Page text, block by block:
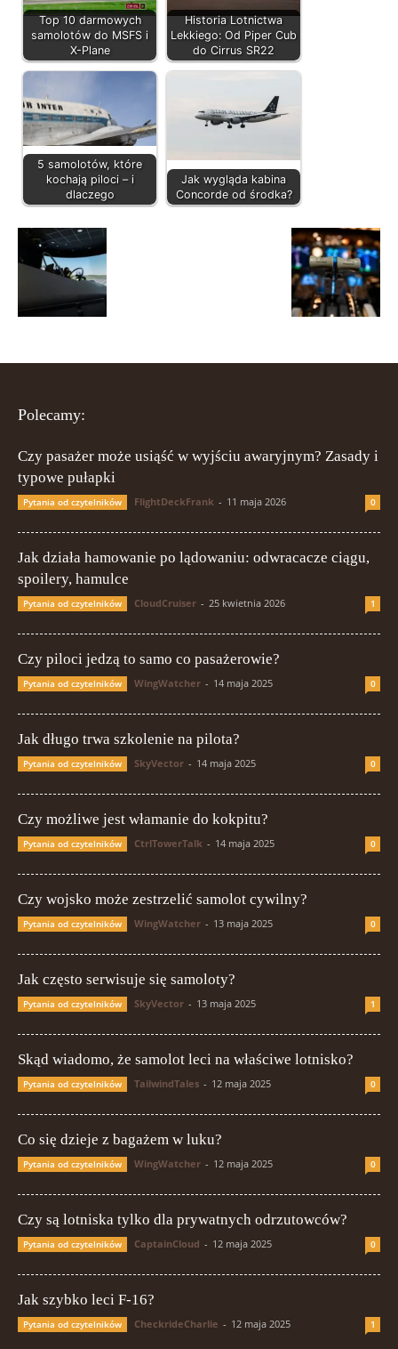
Top 10 darmowych
samolotów do MSFS i
X-Plane
Historia Lotnictwa
Lekkiego: Od Piper Cub
do Cirrus SR22
5 samolotów, które
kochają piloci – i
dlaczego
Jak wygląda kabina
Concorde od środka?
Polecamy:
Czy pasażer może usiąść w wyjściu awaryjnym? Zasady i
typowe pułapki
Pytania od czytelników FlightDeckFrank - 11 maja 2026 0
Jak działa hamowanie po lądowaniu: odwracacze ciągu,
spoilery, hamulce
Pytania od czytelników CloudCruiser - 25 kwietnia 2026 1
Czy piloci jedzą to samo co pasażerowie?
Pytania od czytelników WingWatcher - 14 maja 2025 0
Jak długo trwa szkolenie na pilota?
Pytania od czytelników SkyVector - 14 maja 2025 0
Czy możliwe jest włamanie do kokpitu?
Pytania od czytelników CtrlTowerTalk - 14 maja 2025 0
Czy wojsko może zestrzelić samolot cywilny?
Pytania od czytelników WingWatcher - 13 maja 2025 0
Jak często serwisuje się samoloty?
Pytania od czytelników SkyVector - 13 maja 2025 1
Skąd wiadomo, że samolot leci na właściwe lotnisko?
Pytania od czytelników TailwindTales - 12 maja 2025 0
Co się dzieje z bagażem w luku?
Pytania od czytelników WingWatcher - 12 maja 2025 0
Czy są lotniska tylko dla prywatnych odrzutowców?
Pytania od czytelników CaptainCloud - 12 maja 2025 0
Jak szybko leci F-16?
Pytania od czytelników CheckrideCharlie - 12 maja 2025 1